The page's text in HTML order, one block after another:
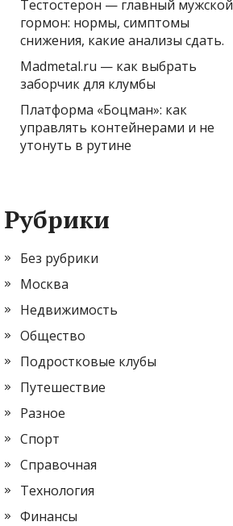
Тестостерон — главный мужской
гормон: нормы, симптомы
снижения, какие анализы сдать.
Madmetal.ru — как выбрать
заборчик для клумбы
Платформа «Боцман»: как
управлять контейнерами и не
утонуть в рутине
Рубрики
Без рубрики
Москва
Недвижимость
Общество
Подростковые клубы
Путешествие
Разное
Спорт
Справочная
Технология
Финансы